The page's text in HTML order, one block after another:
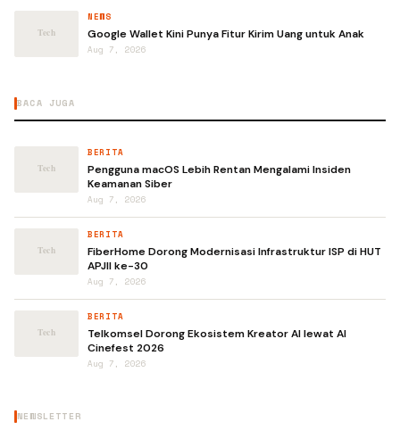
NEWS
Google Wallet Kini Punya Fitur Kirim Uang untuk Anak
Aug 7, 2026
BACA JUGA
BERITA
Pengguna macOS Lebih Rentan Mengalami Insiden
Keamanan Siber
Aug 7, 2026
BERITA
FiberHome Dorong Modernisasi Infrastruktur ISP di HUT
APJII ke-30
Aug 7, 2026
BERITA
Telkomsel Dorong Ekosistem Kreator AI lewat AI
Cinefest 2026
Aug 7, 2026
NEWSLETTER